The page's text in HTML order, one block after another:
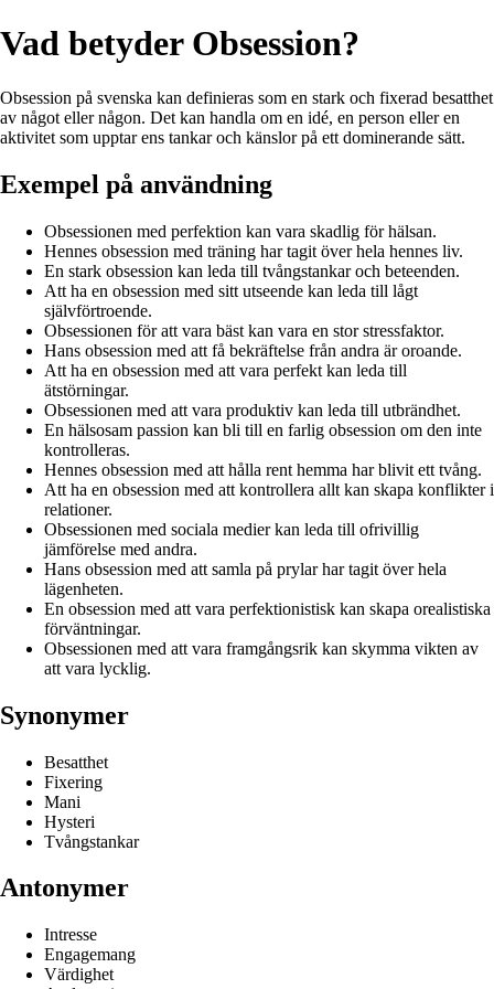
Vad betyder Obsession?
Obsession på svenska kan definieras som en stark och fixerad besatthet
av något eller någon. Det kan handla om en idé, en person eller en
aktivitet som upptar ens tankar och känslor på ett dominerande sätt.
Exempel på användning
Obsessionen med perfektion kan vara skadlig för hälsan.
Hennes obsession med träning har tagit över hela hennes liv.
En stark obsession kan leda till tvångstankar och beteenden.
Att ha en obsession med sitt utseende kan leda till lågt
självförtroende.
Obsessionen för att vara bäst kan vara en stor stressfaktor.
Hans obsession med att få bekräftelse från andra är oroande.
Att ha en obsession med att vara perfekt kan leda till
ätstörningar.
Obsessionen med att vara produktiv kan leda till utbrändhet.
En hälsosam passion kan bli till en farlig obsession om den inte
kontrolleras.
Hennes obsession med att hålla rent hemma har blivit ett tvång.
Att ha en obsession med att kontrollera allt kan skapa konflikter i
relationer.
Obsessionen med sociala medier kan leda till ofrivillig
jämförelse med andra.
Hans obsession med att samla på prylar har tagit över hela
lägenheten.
En obsession med att vara perfektionistisk kan skapa orealistiska
förväntningar.
Obsessionen med att vara framgångsrik kan skymma vikten av
att vara lycklig.
Synonymer
Besatthet
Fixering
Mani
Hysteri
Tvångstankar
Antonymer
Intresse
Engagemang
Värdighet